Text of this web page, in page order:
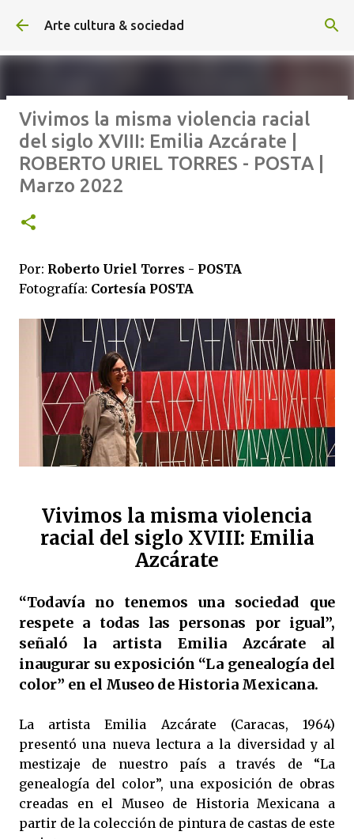
Ir al contenido principal
Arte cultura & sociedad
ALEXA DE HOYOS | El arte de
hacer cine sin excusas | ROBERTO
GARZA | Agosto 2026
Vivimos la misma violencia racial
del siglo XVIII: Emilia Azcárate |
ROBERTO URIEL TORRES - POSTA |
Marzo 2022
Por: Roberto Uriel Torres - POSTA
Fotografía: Cortesía POSTA
Vivimos la misma violencia
racial del siglo XVIII: Emilia
Azcárate
“Todavía no tenemos una sociedad que
respete a todas las personas por igual”,
señaló la artista Emilia Azcárate al
inaugurar su exposición “La genealogía del
color” en el Museo de Historia Mexicana.
La artista Emilia Azcárate (Caracas, 1964)
presentó una nueva lectura a la diversidad y al
mestizaje de nuestro país a través de “La
genealogía del color”, una exposición de obras
creadas en el Museo de Historia Mexicana a
partir de la colección de pintura de castas de este